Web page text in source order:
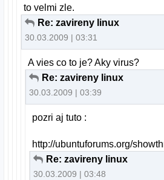
to velmi zle.
Re: zavireny linux
30.03.2009 | 03:31
A vies co to je? Aky virus?
Re: zavireny linux
30.03.2009 | 03:39
pozri aj tuto :
http://ubuntuforums.org/
Re: zavireny linux
30.03.2009 | 03:48